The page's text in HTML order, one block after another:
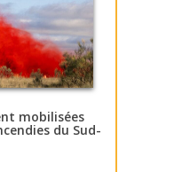
mobilisées
du Sud-